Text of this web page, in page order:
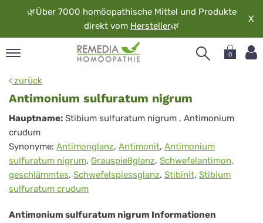
🌿Über 7000 homöopathische Mittel und Produkte
direkt vom Hersteller🌿
X
0
zurück
Antimonium sulfuratum nigrum
Antimonium
sulfuratum
nigrum
Hauptname: Stibium sulfuratum nigrum , Antimonium
crudum
Synonyme: Antimonglanz, Antimonit, Antimonium
sulfuratum nigrum, Grauspießglanz, Schwefelantimon,
geschlämmtes, Schwefelspiessglanz, Stibinit, Stibium
sulfuratum crudum
Antimonium sulfuratum nigrum Informationen